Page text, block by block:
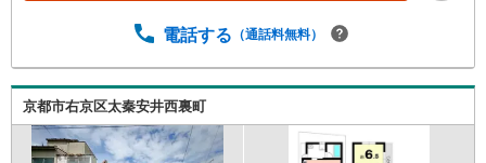
日・水曜日定休日※祝日は営業）事前にご連絡いただけます
ます！
電話する （通話料無料）
京都市右京区太秦安井西裏町